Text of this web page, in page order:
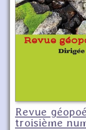
Revue
troisième